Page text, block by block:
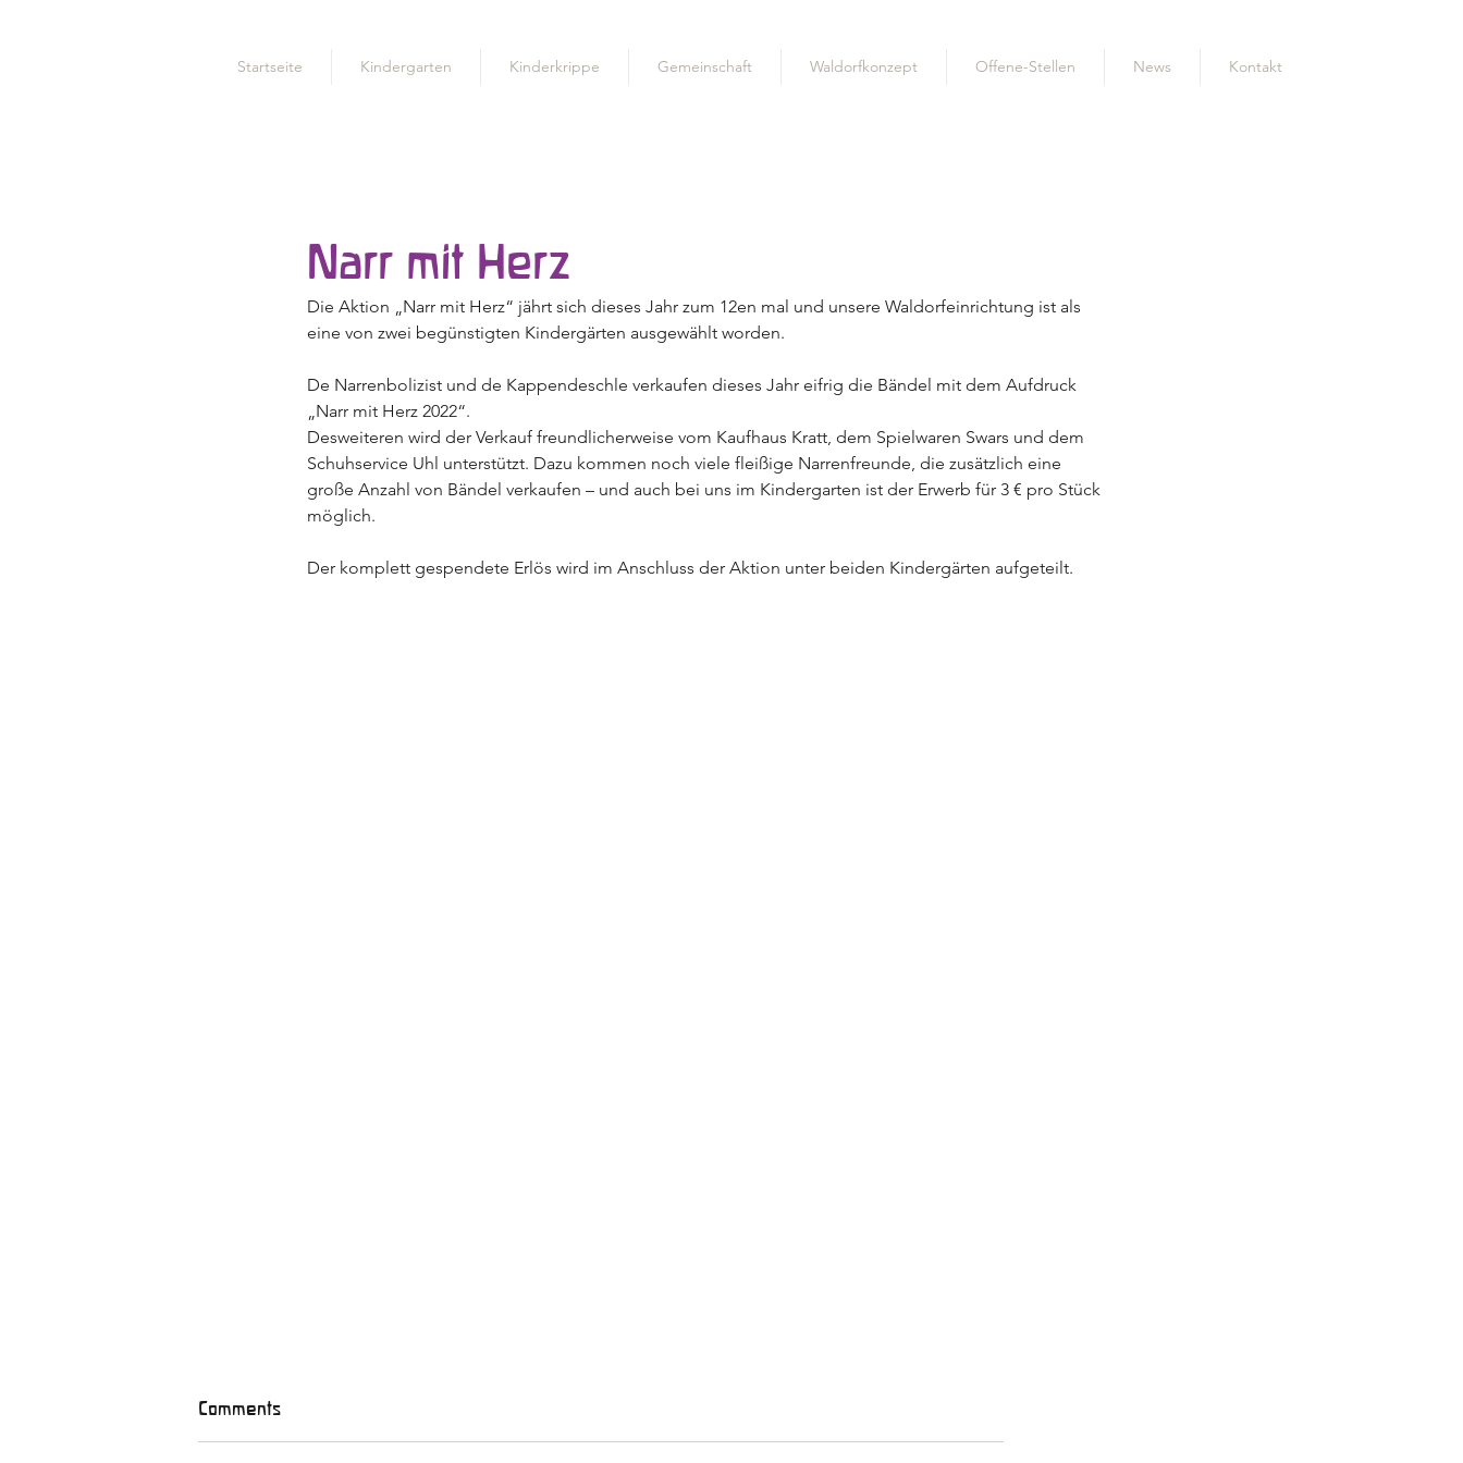
Startseite Kindergarten Kinderkrippe Gemeinschaft Waldorfkonzept Offene-Stellen News Kontakt
Narr mit Herz
Die Aktion „Narr mit Herz“ jährt sich dieses Jahr zum 12en mal und unsere Waldorfeinrichtung ist als
eine von zwei begünstigten Kindergärten ausgewählt worden.
De Narrenbolizist und de Kappendeschle verkaufen dieses Jahr eifrig die Bändel mit dem Aufdruck
„Narr mit Herz 2022“.
Desweiteren wird der Verkauf freundlicherweise vom Kaufhaus Kratt, dem Spielwaren Swars und dem
Schuhservice Uhl unterstützt. Dazu kommen noch viele fleißige Narrenfreunde, die zusätzlich eine
große Anzahl von Bändel verkaufen – und auch bei uns im Kindergarten ist der Erwerb für 3 € pro Stück
möglich.
Der komplett gespendete Erlös wird im Anschluss der Aktion unter beiden Kindergärten aufgeteilt.
Comments